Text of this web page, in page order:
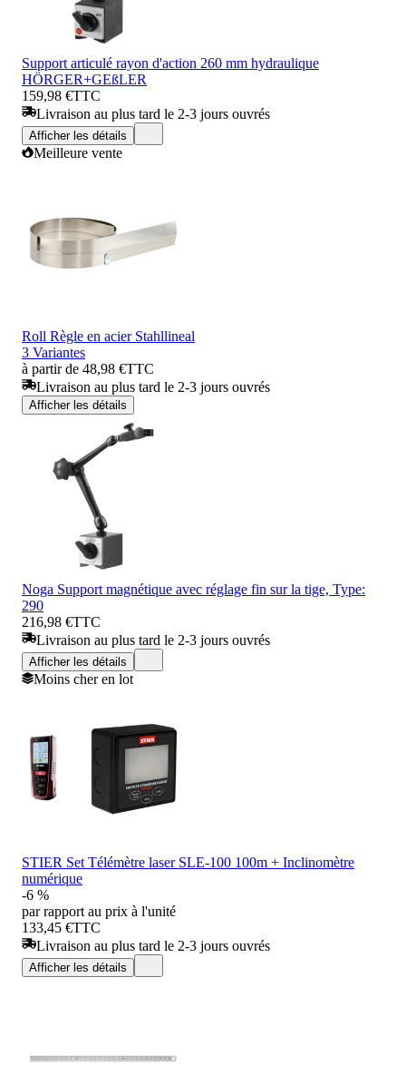
Support articulé rayon d'action 260 mm hydraulique
HÖRGER+GEßLER
159,98 €TTC
Livraison au plus tard le 2-3 jours ouvrés
Afficher les détails
Meilleure vente
Roll Règle en acier Stahllineal
3 Variantes
à partir de 48,98 €TTC
Livraison au plus tard le 2-3 jours ouvrés
Afficher les détails
Noga Support magnétique avec réglage fin sur la tige, Type:
290
216,98 €TTC
Livraison au plus tard le 2-3 jours ouvrés
Afficher les détails
Moins cher en lot
STIER Set Télémètre laser SLE-100 100m + Inclinomètre
numérique
-6 %
par rapport au prix à l'unité
133,45 €TTC
Livraison au plus tard le 2-3 jours ouvrés
Afficher les détails